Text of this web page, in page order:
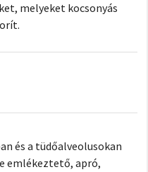
melyeket kocsonyás
és a tüdőalveolusokan
emlékeztető, apró,